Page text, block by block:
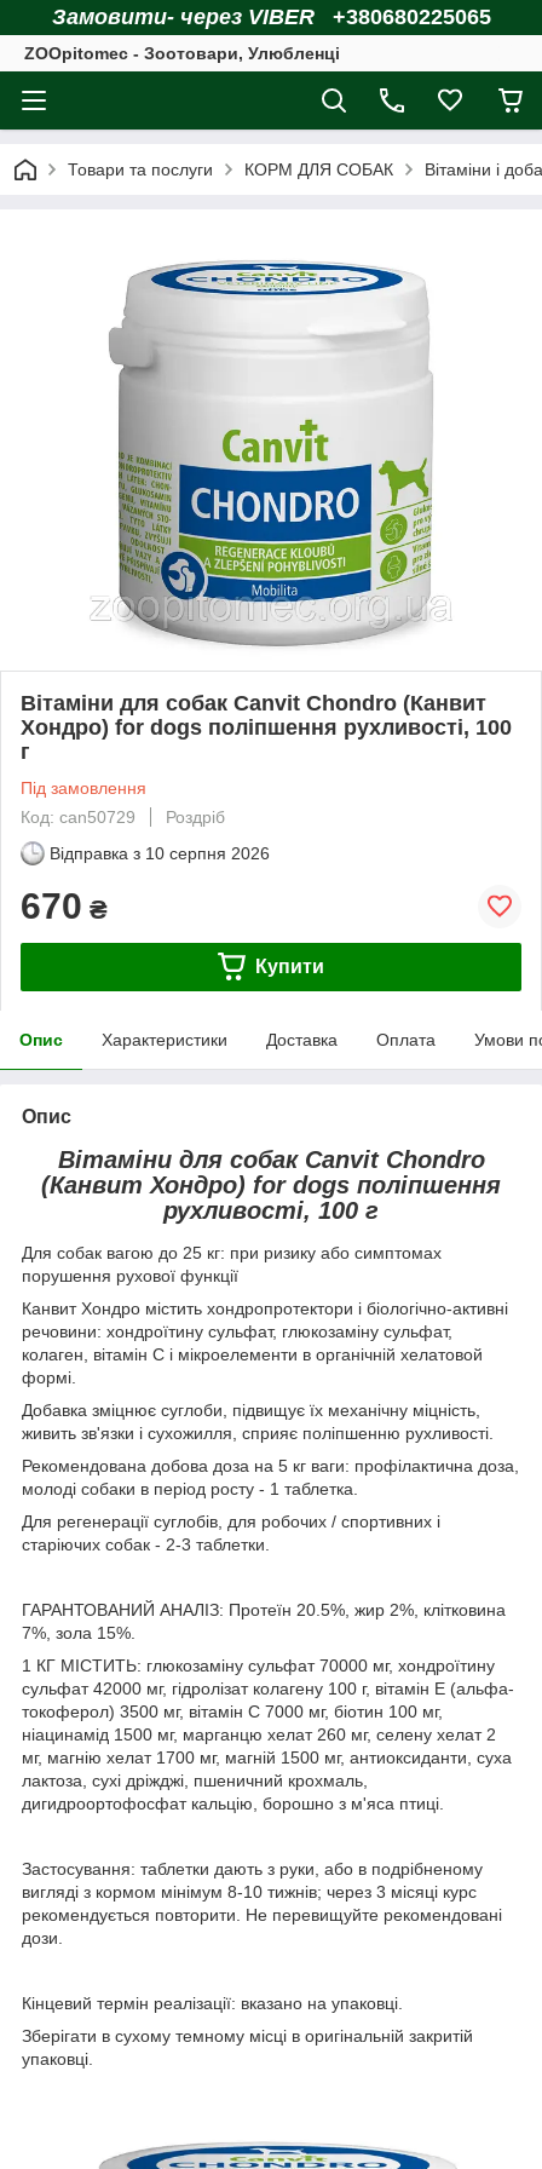
Замовити- через VIBER +380680225065
ZOOpitomec - Зоотовари, Улюбленці
Товари та послуги КОРМ ДЛЯ СОБАК Вітаміни і
Вітаміни для собак Canvit Chondro (Канвит
Хондро) for dogs поліпшення рухливості, 100
г
Під замовлення
Код: can50729
Роздріб
Відправка з 10 серпня 2026
670 ₴
Купити
Опис Характеристики Доставка Оплата Умови
Опис
Вітаміни для собак Canvit Chondro
(Канвит Хондро) for dogs поліпшення
рухливості, 100 г
Для собак вагою до 25 кг: при ризику або симптомах
порушення рухової функції
Канвит Хондро містить хондропротектори і біологічно-активні
речовини: хондроїтину сульфат, глюкозаміну сульфат,
колаген, вітамін С і мікроелементи в органічній хелатовой
формі.
Добавка зміцнює суглоби, підвищує їх механічну міцність,
живить зв'язки і сухожилля, сприяє поліпшенню рухливості.
Рекомендована добова доза на 5 кг ваги: профілактична доза,
молоді собаки в період росту - 1 таблетка.
Для регенерації суглобів, для робочих / спортивних і
старіючих собак - 2-3 таблетки.
ГАРАНТОВАНИЙ АНАЛІЗ: Протеїн 20.5%, жир 2%, клітковина
7%, зола 15%.
1 КГ МІСТИТЬ: глюкозаміну сульфат 70000 мг, хондроїтину
сульфат 42000 мг, гідролізат колагену 100 г, вітамін Е (альфа-
токоферол) 3500 мг, вітамін С 7000 мг, біотин 100 мг,
ніацинамід 1500 мг, марганцю хелат 260 мг, селену хелат 2
мг, магнію хелат 1700 мг, магній 1500 мг, антиоксиданти, суха
лактоза, сухі дріжджі, пшеничний крохмаль,
дигидроортофосфат кальцію, борошно з м'яса птиці.
Застосування: таблетки дають з руки, або в подрібненому
вигляді з кормом мінімум 8-10 тижнів; через 3 місяці курс
рекомендується повторити. Не перевищуйте рекомендовані
дози.
Кінцевий термін реалізації: вказано на упаковці.
Зберігати в сухому темному місці в оригінальній закритій
упаковці.